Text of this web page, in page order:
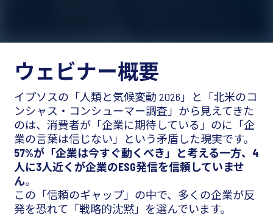
ウェビナー概要
イプソスの「人類と気候変動 2026」と「北米のコ
ンシャス・コンシューマー調査」から見えてきた
のは、消費者が「企業に期待している」のに「企
業の言葉は信じない」という矛盾した現実です。
57%が「企業は今すぐ動くべき」と考える一方、4
人に3人近くが企業のESG発信を信頼していませ
ん。
この「信頼のギャップ」の中で、多くの企業が反
発を恐れて「戦略的沈黙」を選んでいます。